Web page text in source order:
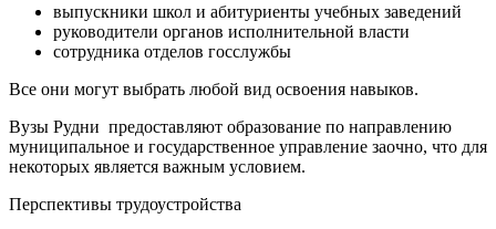
выпускники школ и абитуриенты учебных заведений
руководители органов исполнительной власти
сотрудника отделов госслужбы
Все они могут выбрать любой вид освоения навыков.
Вузы Рудни предоставляют образование по направлению
муниципальное и государственное управление заочно, что для
некоторых является важным условием.
Перспективы трудоустройства